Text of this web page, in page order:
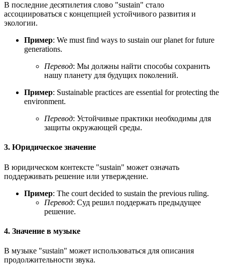
В последние десятилетия слово "sustain" стало
ассоциироваться с концепцией устойчивого развития и
экологии.
Пример: We must find ways to sustain our planet for future
generations.
Перевод: Мы должны найти способы сохранить
нашу планету для будущих поколений.
Пример: Sustainable practices are essential for protecting the
environment.
Перевод: Устойчивые практики необходимы для
защиты окружающей среды.
3. Юридическое значение
В юридическом контексте "sustain" может означать
поддерживать решение или утверждение.
Пример: The court decided to sustain the previous ruling.
Перевод: Суд решил поддержать предыдущее
решение.
4. Значение в музыке
В музыке "sustain" может использоваться для описания
продолжительности звука.